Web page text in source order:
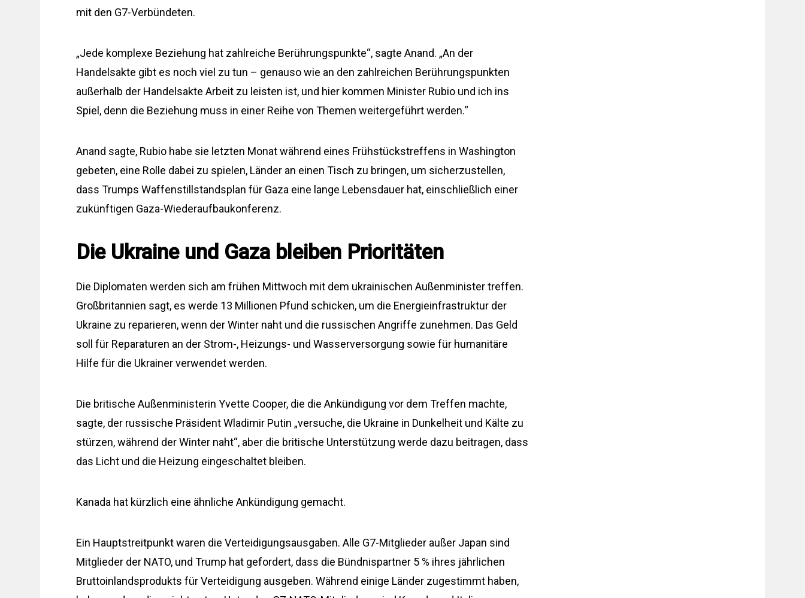
mit den G7-Verbündeten.
„Jede komplexe Beziehung hat zahlreiche Berührungspunkte“, sagte Anand. „An der
Handelsakte gibt es noch viel zu tun – genauso wie an den zahlreichen Berührungspunkten
außerhalb der Handelsakte Arbeit zu leisten ist, und hier kommen Minister Rubio und ich ins
Spiel, denn die Beziehung muss in einer Reihe von Themen weitergeführt werden.“
Anand sagte, Rubio habe sie letzten Monat während eines Frühstückstreffens in Washington
gebeten, eine Rolle dabei zu spielen, Länder an einen Tisch zu bringen, um sicherzustellen,
dass Trumps Waffenstillstandsplan für Gaza eine lange Lebensdauer hat, einschließlich einer
zukünftigen Gaza-Wiederaufbaukonferenz.
Die Ukraine und Gaza bleiben Prioritäten
Die Diplomaten werden sich am frühen Mittwoch mit dem ukrainischen Außenminister treffen.
Großbritannien sagt, es werde 13 Millionen Pfund schicken, um die Energieinfrastruktur der
Ukraine zu reparieren, wenn der Winter naht und die russischen Angriffe zunehmen. Das Geld
soll für Reparaturen an der Strom-, Heizungs- und Wasserversorgung sowie für humanitäre
Hilfe für die Ukrainer verwendet werden.
Die britische Außenministerin Yvette Cooper, die die Ankündigung vor dem Treffen machte,
sagte, der russische Präsident Wladimir Putin „versuche, die Ukraine in Dunkelheit und Kälte zu
stürzen, während der Winter naht“, aber die britische Unterstützung werde dazu beitragen, dass
das Licht und die Heizung eingeschaltet bleiben.
Kanada hat kürzlich eine ähnliche Ankündigung gemacht.
Ein Hauptstreitpunkt waren die Verteidigungsausgaben. Alle G7-Mitglieder außer Japan sind
Mitglieder der NATO, und Trump hat gefordert, dass die Bündnispartner 5 % ihres jährlichen
Bruttoinlandsprodukts für Verteidigung ausgeben. Während einige Länder zugestimmt haben,